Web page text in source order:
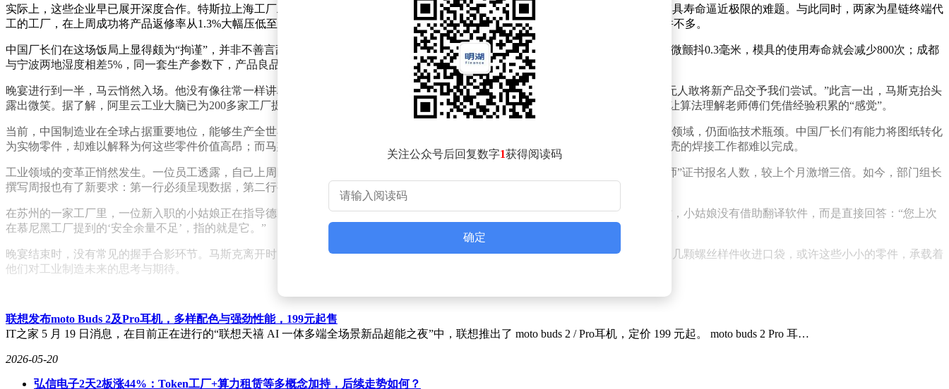
实际上，这些企业早已展开深度合作。特斯拉上海工厂二期正全力冲刺产能目标，然而，三家为特斯拉提供电池结构件的企业却面临模具寿命逼近极限的难题。与此同时，两家为星链终端代
工的工厂，在上周成功将产品返修率从1.3%大幅压低至0.7%。订单早已下达，货物也已顺利发出，这场饭局上，真正需要商讨的生意并不多。
中国厂长们在这场饭局上显得颇为“拘谨”，并非不善言辞，而是深知工业生产中的诸多细节难以用言语精准表达。比如，老师傅手部微微颤抖0.3毫米，模具的使用寿命就会减少800次；成都
与宁波两地湿度相差5%，同一套生产参数下，产品良品率竟能相差4%。这些细微差别，正是工业制造中难以言说的“奥秘”。
晚宴进行到一半，马云悄然入场。他没有像往常一样讲段子活跃气氛，而是语重心长地说了一句：“退货并非担心赔钱，而是害怕下次无人敢将新产品交予我们尝试。”此言一出，马斯克抬头
露出微笑。据了解，阿里云工业大脑已为200多家工厂提供AI质检服务，其技术团队与SpaceX更是开展了17次线上会议，共同探讨如何让算法理解老师傅们凭借经验积累的“感觉”。
当前，中国制造业在全球占据重要地位，能够生产全世界87%的工业品。然而，在航空发动机控制器、EUV光刻机中的一些关键小零件领域，仍面临技术瓶颈。中国厂长们有能力将图纸转化
为实物零件，却难以解释为何这些零件价值高昂；而马斯克虽能凭借一张PPT清晰阐述火星计划，但若没有中国工厂的支持，连火箭外壳的焊接工作都难以完成。
工业领域的变革正悄然发生。一位员工透露，自己上周刚考取六西格玛绿带证书，而公司人事部门表示，今年新增的“产业链协同工程师”证书报名人数，较上个月激增三倍。如今，部门组长
撰写周报也有了新要求：第一行必须呈现数据，第二行要记录车间内员工的具体工作，第三行则需体现为客户带来的实际收益。
在苏州的一家工厂里，一位新入职的小姑娘正在指导德国TÜV工程师使用中文点检系统。当对方指着界面询问“这个红框是什么意思”时，小姑娘没有借助翻译软件，而是直接回答：“您上次
在慕尼黑工厂提到的‘安全余量不足’，指的就是它。”
晚宴结束时，没有常见的握手合影环节。马斯克离开时，将餐巾整齐地叠成小方块放在盘子旁边；中国厂长们起身时，也顺手将桌上的几颗螺丝样件收进口袋，或许这些小小的零件，承载着
他们对工业制造未来的思考与期待。
关注公众号后回复数字1获得阅读码
确定
联想发布moto Buds 2及Pro耳机，多样配色与强劲性能，199元起售
IT之家 5 月 19 日消息，在目前正在进行的“联想天禧 AI 一体多端全场景新品超能之夜”中，联想推出了 moto buds 2 / Pro耳机，定价 199 元起。 moto buds 2 Pro 耳…
2026-05-20
弘信电子2天2板涨44%：Token工厂+算力租赁等多概念加持，后续走势如何？